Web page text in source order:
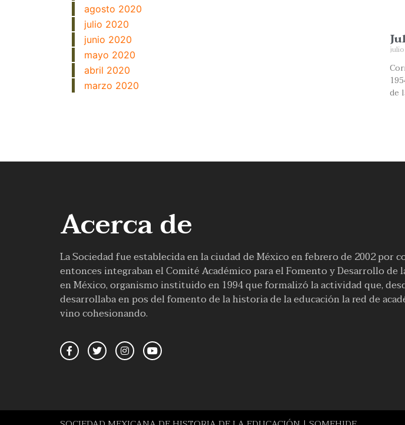
agosto 2020
julio 2020
junio 2020
mayo 2020
abril 2020
marzo 2020
de
Acerca de
La Sociedad fue establecida en la ciudad de México en febrero de 2002 por
entonces integraban el Comité Académico para el Fomento y Desarrollo de
en México, organismo instituido en 1994 que formalizó la actividad que,
desarrollaba en pos del fomento de la historia de la educación la red de
vino cohesionando.